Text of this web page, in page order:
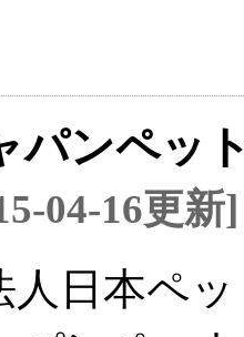
パンペ
04-16更新]
人日本ペ